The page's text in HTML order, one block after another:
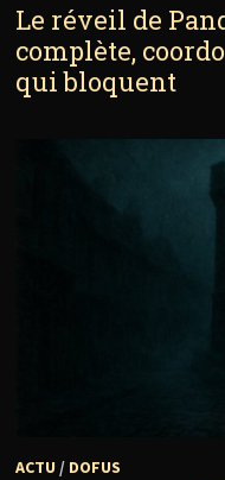
Le réveil de
complète,
qui bloquent
ACTU / DOFUS